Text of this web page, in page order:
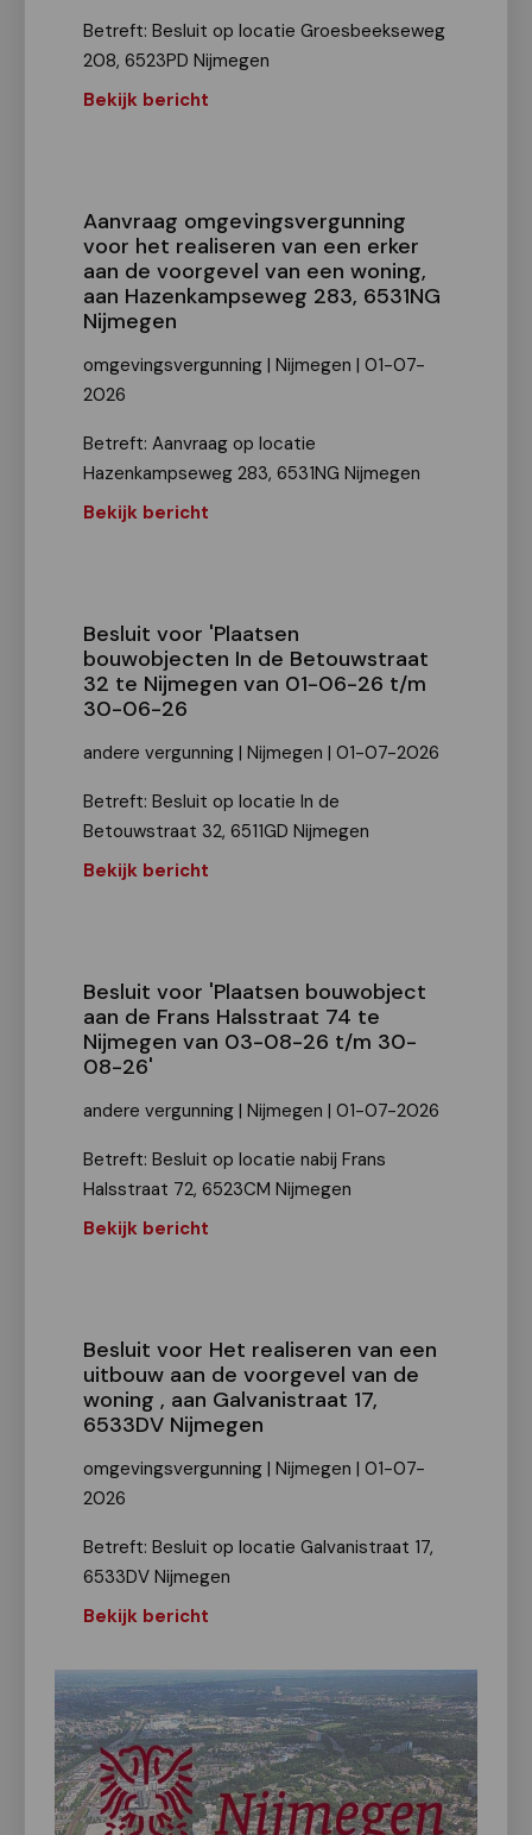
Betreft: Besluit op locatie Groesbeekseweg
208, 6523PD Nijmegen
Bekijk bericht
Aanvraag omgevingsvergunning
voor het realiseren van een erker
aan de voorgevel van een woning,
aan Hazenkampseweg 283, 6531NG
Nijmegen
omgevingsvergunning | Nijmegen | 01-07-
2026
Betreft: Aanvraag op locatie
Hazenkampseweg 283, 6531NG Nijmegen
Bekijk bericht
Besluit voor 'Plaatsen
bouwobjecten In de Betouwstraat
32 te Nijmegen van 01-06-26 t/m
30-06-26
andere vergunning | Nijmegen | 01-07-2026
Betreft: Besluit op locatie In de
Betouwstraat 32, 6511GD Nijmegen
Bekijk bericht
Besluit voor 'Plaatsen bouwobject
aan de Frans Halsstraat 74 te
Nijmegen van 03-08-26 t/m 30-
08-26'
andere vergunning | Nijmegen | 01-07-2026
Betreft: Besluit op locatie nabij Frans
Halsstraat 72, 6523CM Nijmegen
Bekijk bericht
Besluit voor Het realiseren van een
uitbouw aan de voorgevel van de
woning , aan Galvanistraat 17,
6533DV Nijmegen
omgevingsvergunning | Nijmegen | 01-07-
2026
Betreft: Besluit op locatie Galvanistraat 17,
6533DV Nijmegen
Bekijk bericht